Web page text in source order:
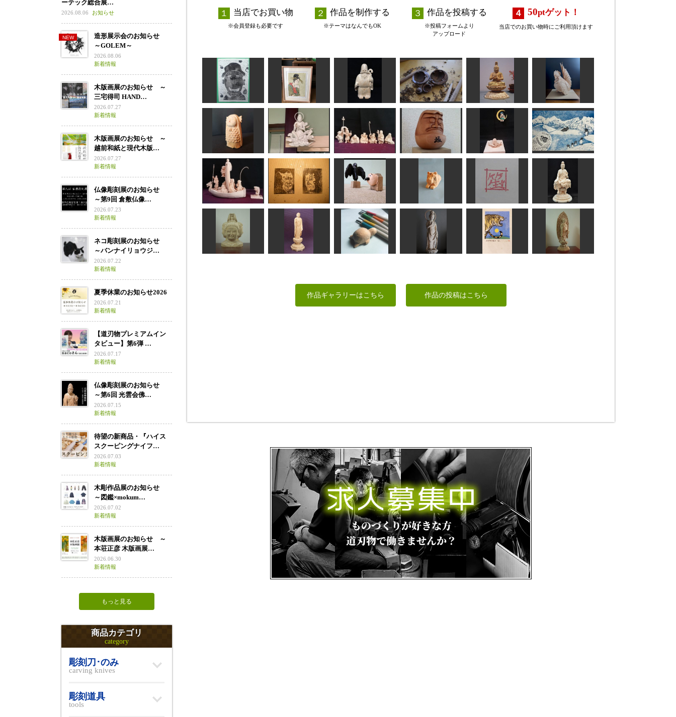
当店でお買い物
※会員登録も必要です
作品を制作する
※テーマはなんでもOK
作品を投稿する
※投稿フォームより
アップロード
50ptゲット！
当店でのお買い物時にご利用頂けます
りんごに囲まれてい
る自分
KEN
美人気量競(写)歌麿
マツちゃん
福禄寿 三日月のスクープ
Motoko
大日如来
ちゅうさん
矮鶏
N(エヌ)
童アマビエ
Issay
雲中供養菩薩像北
25号
みっちゃん
七福神
kiyonk
達磨さん 水月かのん 春がきたらいいな
すずめようこ
宝船・七福神
kiyonk
にいさんとおとうと
GUNTAP
烏習作
のりお
寅
合之内麻呂
一文字てん刻
SHO
如意輪観音像
正念
阿弥陀如来立像
takkymouse
カメ
leaf
菩薩立像
かっちゃん
年賀状「寅」10
道刃物★所蔵参考作品
作品ギャラリーはこちら 作品の投稿はこちら
ーテック総合展…
2026.08.06 お知らせ
造形展示会のお知らせ
～GOLEM～
2026.08.06
新着情報
木版画展のお知らせ ～
三宅得司 HAND…
2026.07.27
新着情報
木版画展のお知らせ ～
越前和紙と現代木版…
2026.07.27
新着情報
仏像彫刻展のお知らせ
～第9回 倉敷仏像…
2026.07.23
新着情報
ネコ彫刻展のお知らせ
～バンナイリョウジ…
2026.07.22
新着情報
夏季休業のお知らせ2026
2026.07.21
新着情報
【道刃物プレミアムイン
タビュー】第6弾 …
2026.07.17
新着情報
仏像彫刻展のお知らせ
～第6回 光雲会佛…
2026.07.15
新着情報
待望の新商品・『ハイス
スクーピングナイフ…
2026.07.03
新着情報
木彫作品展のお知らせ
～図鑑×mokum…
2026.07.02
新着情報
木版画展のお知らせ ～
本荘正彦 木版画展…
2026.06.30
新着情報
もっと見る
商品カテゴリ
category
彫刻刀･のみ
carving knives
彫刻道具
tools